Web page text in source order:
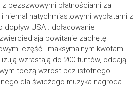
bezszwowymi płatnościami za
niemal natychmiastowymi wypłatami z
USA . doładowanie
powitanie zachętę
część i maksymalnym kwotami .
wzrastają do 200 funtów, oddają
toczą wzrost bez istotnego
dla świeżego muzyka nagroda .